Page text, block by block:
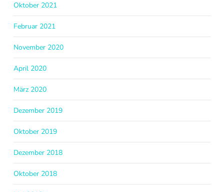
Oktober 2021
Februar 2021
November 2020
April 2020
März 2020
Dezember 2019
Oktober 2019
Dezember 2018
Oktober 2018